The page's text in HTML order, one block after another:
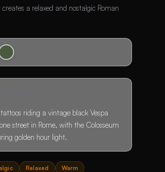
a relaxed and nostalgic Roman
riding a vintage black Vespa
street in Rome, with the Colosseum
golden hour light.
Relaxed Warm